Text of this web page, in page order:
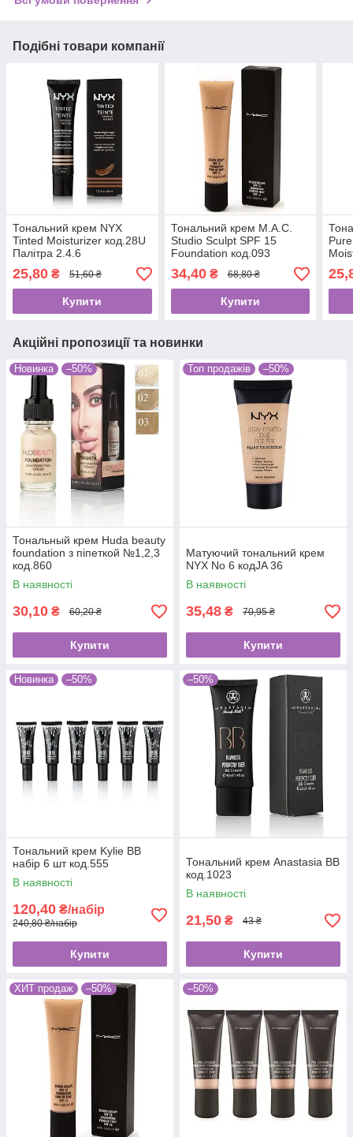
Подібні товари компанії
Тональний крем NYX
Tinted Moisturizer код.28U
Палітра 2.4.6
25,80 ₴ 51,60 ₴
Купити
Тональний крем М.А.С.
Studio Sculpt SPF 15
Foundation код.093
34,40₴ 68,80 ₴
Купити
Акційні пропозиції та новинки
Новинка –50%
Тональный крем Huda beauty
foundation з піпеткой №1,2,3
код.860
В наявності
30,10 ₴ 60,20 ₴
Купити
Топ продажів –50%
Матуючий тональний крем
NYX No 6 кодJA 36
В наявності
35,48 ₴ 70,95 ₴
Купити
Новинка –50%
Тональний крем Kylie BB
набір 6 шт код.555
В наявності
120,40 ₴/набір
240,80 ₴/набір
Купити
–50%
Тональний крем Anastasia BB
код.1023
В наявності
21,50 ₴ 43 ₴
Купити
ХИТ продаж –50% –50%